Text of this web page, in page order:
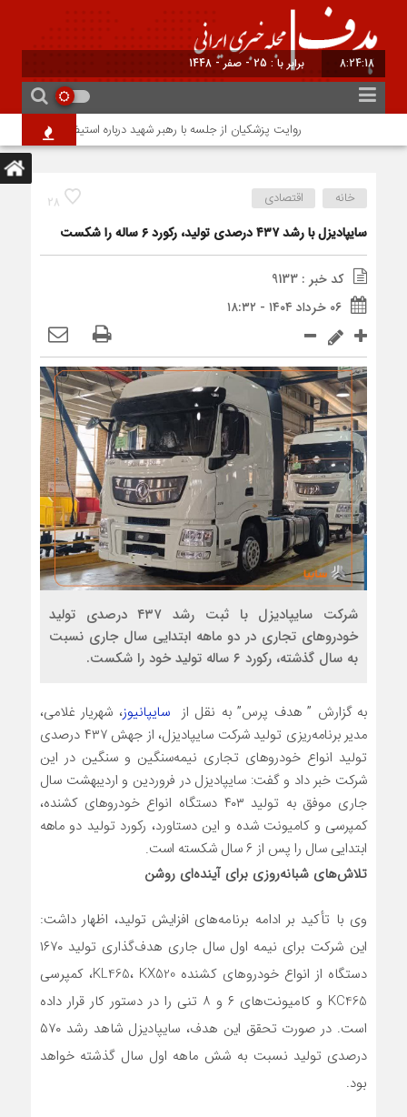
8:24:18 برابر با : 25 - صفر - 1448
روایت پزشکیان از جلسه با رهبر شهید درباره استیضاح وزرا/ در
28 خانه اقتصادی
سایپادیزل با رشد ۴۳۷ درصدی تولید، رکورد ۶ ساله را شکست
کد خبر : 9133
۰۶ خرداد ۱۴۰۴ - ۱۸:۳۲
شرکت سایپادیزل با ثبت رشد ۴۳۷ درصدی تولید
خودروهای تجاری در دو ماهه ابتدایی سال جاری نسبت
به سال گذشته، رکورد ۶ ساله تولید خود را شکست.
به گزارش ” هدف پرس” به نقل ازسایپانیوز، شهریار غلامی،
مدیر برنامه‌ریزی تولید شرکت سایپادیزل، از جهش ۴۳۷ درصدی
تولید انواع خودروهای تجاری نیمه‌سنگین و سنگین در این
شرکت خبر داد و گفت: سایپادیزل در فروردین و اردیبهشت سال
جاری موفق به تولید ۴۰۳ دستگاه انواع خودروهای کشنده،
کمپرسی و کامیونت شده و این دستاورد، رکورد تولید دو ماهه
ابتدایی سال را پس از ۶ سال شکسته است.
تلاش‌های شبانه‌روزی برای آینده‌ای روشن
وی با تأکید بر ادامه برنامه‌های افزایش تولید، اظهار داشت:
این شرکت برای نیمه اول سال جاری هدف‌گذاری تولید ۱۶۷۰
دستگاه از انواع خودروهای کشنده KL465، KX520، کمپرسی
KC465 و کامیونت‌های ۶ و ۸ تنی را در دستور کار قرار داده
است. در صورت تحقق این هدف، سایپادیزل شاهد رشد ۵۷۰
درصدی تولید نسبت به شش ماهه اول سال گذشته خواهد
بود.